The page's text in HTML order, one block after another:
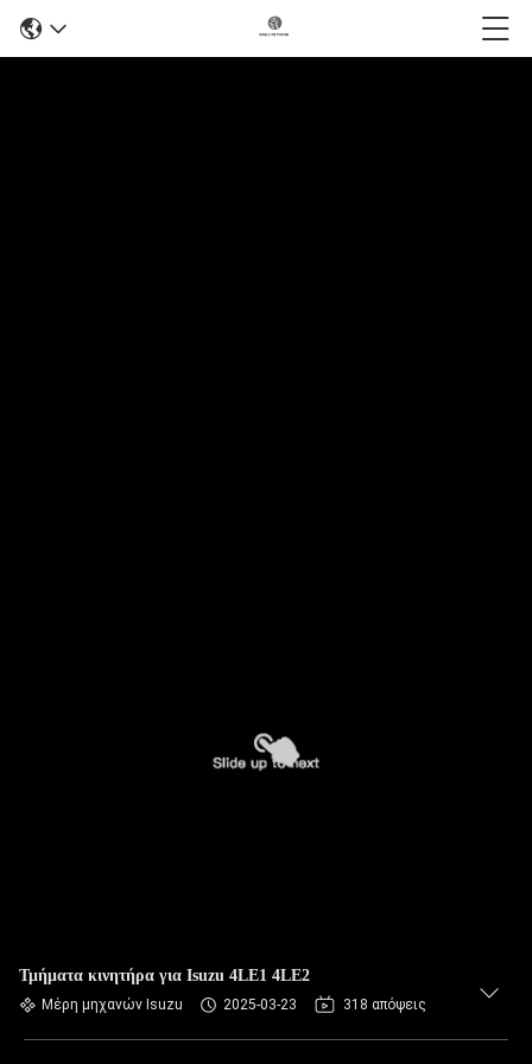
Τμήματα κινητήρα για Isuzu 4LE1 4LE2
Μέρη μηχανών Isuzu 2025-03-23 318 απόψεις